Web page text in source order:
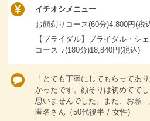
イチオシメニュー
お顔剃りコース(60分)4,800円(税
【ブライダル】ブライダル・シ
コース ♪(180分)18,840円(税込)
「とても丁寧にしてもらってあ
かったです。顔そりは初めてで
思いませんでした。また、お願...
匿名さん（50代後半 / 女性)